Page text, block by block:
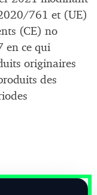
761 et (UE)
(CE) no
en ce qui
originaires
des